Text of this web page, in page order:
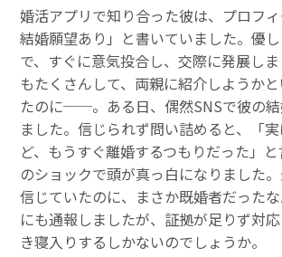
婚活アプリで知り合った彼は、プロフ
結婚願望あり」と書いていました。優
で、すぐに意気投合し、交際に発展し
もたくさんして、両親に紹介しようか
たのに──。ある日、偶然SNSで彼の
ました。信じられず問い詰めると、「
ど、もうすぐ離婚するつもりだった」
のショックで頭が真っ白になりました
信じていたのに、まさか既婚者だった
にも通報しましたが、証拠が足りず対
き寝入りするしかないのでしょうか。